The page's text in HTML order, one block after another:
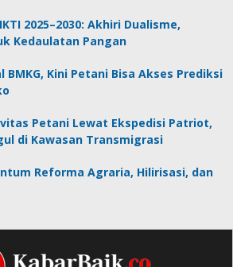
2025–2030: Akhiri Dualisme,
Kedaulatan Pangan
Kini Petani Bisa Akses Prediksi
Petani Lewat Ekspedisi Patriot,
di Kawasan Transmigrasi
Reforma Agraria, Hilirisasi, dan